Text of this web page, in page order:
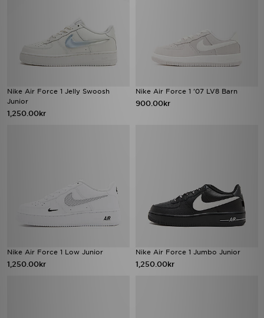
Nike Air Force 1 Jelly Swoosh
Junior
1,250.00kr
Nike Air Force 1 '07 LV8 Barn
900.00kr
Nike Air Force 1 Low Junior
1,250.00kr
Nike Air Force 1 Jumbo Junior
1,250.00kr